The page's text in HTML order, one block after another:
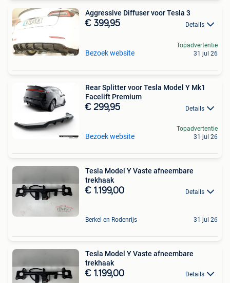
Aggressive Diffuser voor Tesla 3
€ 399,95 Details
Bezoek website
Topadvertentie
31 jul 26
Rear Splitter voor Tesla Model Y Mk1
Facelift Premium
€ 299,95 Details
Bezoek website
Topadvertentie
31 jul 26
Tesla Model Y Vaste afneembare
trekhaak
€ 1.199,00 Details
Berkel en Rodenrijs 31 jul 26
Tesla Model Y Vaste afneembare
trekhaak
€ 1.199,00 Details